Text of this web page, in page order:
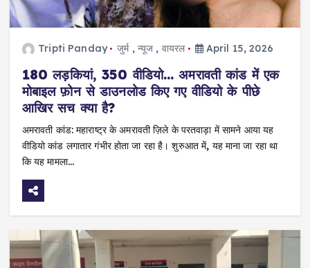
Tripti Panday जुर्म, न्यूज , वायरल April 15, 2026
180 लड़कियां, 350 वीडियो… अमरावती कांड में एक
मोबाइल फ़ोन से डाउनलोड किए गए वीडियो के पीछे
आखिर सच क्या है?
अमरावती कांड: महाराष्ट्र के अमरावती ज़िले के परतवाड़ा में सामने आया यह
वीडियो कांड लगातार गंभीर होता जा रहा है। शुरुआत में, यह माना जा रहा था
कि यह मामला…